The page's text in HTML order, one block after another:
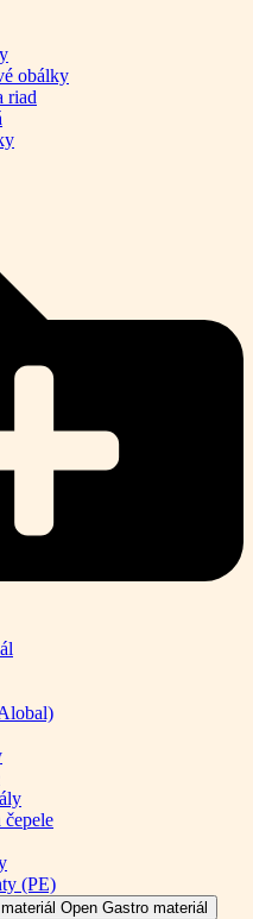
obálky
riad
čepele
(PE)
Open Gastro materiál